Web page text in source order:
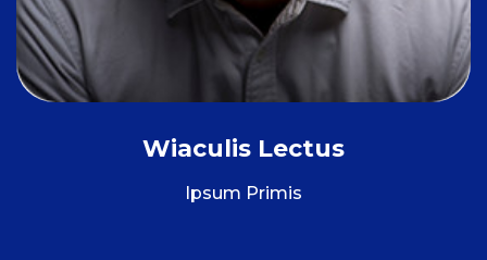
Wiaculis Lectus
Ipsum Primis